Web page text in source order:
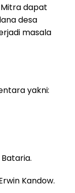
dapat
desa
masala
yakni:
Kandow.